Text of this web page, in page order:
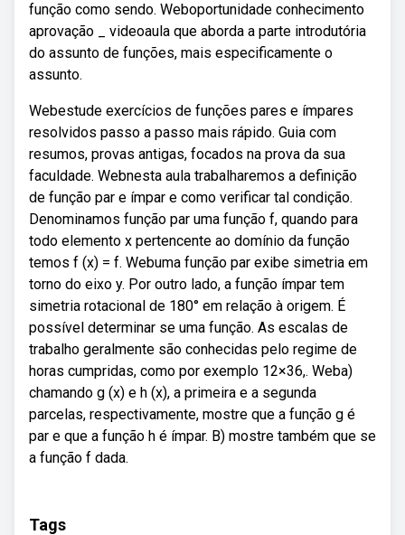
função como sendo. Weboportunidade conhecimento
aprovação _ videoaula que aborda a parte introdutória
do assunto de funções, mais especificamente o
assunto.
Webestude exercícios de funções pares e ímpares
resolvidos passo a passo mais rápido. Guia com
resumos, provas antigas, focados na prova da sua
faculdade. Webnesta aula trabalharemos a definição
de função par e ímpar e como verificar tal condição.
Denominamos função par uma função f, quando para
todo elemento x pertencente ao domínio da função
temos f (x) = f. Webuma função par exibe simetria em
torno do eixo y. Por outro lado, a função ímpar tem
simetria rotacional de 180° em relação à origem. É
possível determinar se uma função. As escalas de
trabalho geralmente são conhecidas pelo regime de
horas cumpridas, como por exemplo 12×36,. Weba)
chamando g (x) e h (x), a primeira e a segunda
parcelas, respectivamente, mostre que a função g é
par e que a função h é ímpar. B) mostre também que se
a função f dada.
Tags